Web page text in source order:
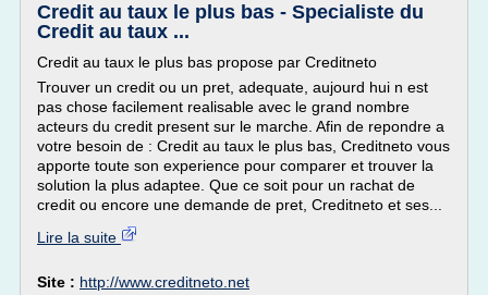
Credit au taux le plus bas - Specialiste du
Credit au taux ...
Credit au taux le plus bas propose par Creditneto
Trouver un credit ou un pret, adequate, aujourd hui n est
pas chose facilement realisable avec le grand nombre
acteurs du credit present sur le marche. Afin de repondre a
votre besoin de : Credit au taux le plus bas, Creditneto vous
apporte toute son experience pour comparer et trouver la
solution la plus adaptee. Que ce soit pour un rachat de
credit ou encore une demande de pret, Creditneto et ses...
Lire la suite
Site : http://www.creditneto.net